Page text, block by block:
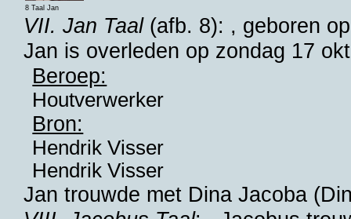
8 Taal Jan
VII. Jan Taal(afb. 8): , geboren
Jan is overleden op zondag 17
Beroep:
Houtverwerker
Bron:
Hendrik Visser
Hendrik Visser
Jan trouwde met Dina Jacoba